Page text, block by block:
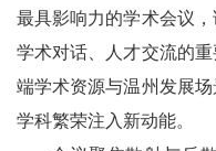
最具影响力的学术会议
学术对话、人才交流的
端学术资源与温州发展
学科繁荣注入新动能。